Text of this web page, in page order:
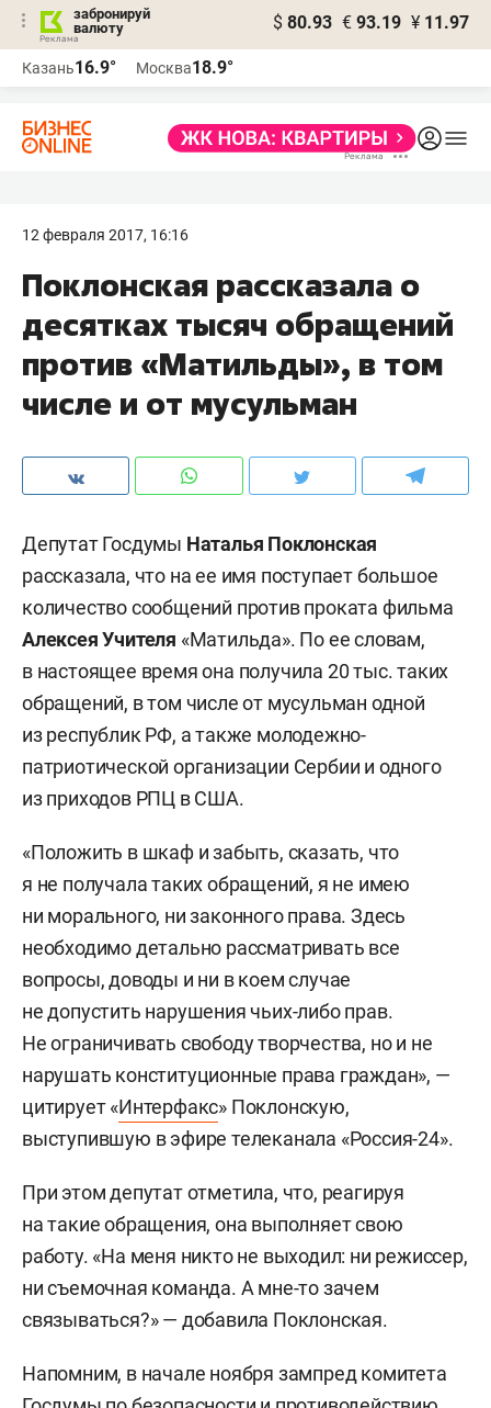
забронируй
валюту
$ 80.93 € 93.19 ¥ 11.97
Казань16.9° Москва18.9°
12 февраля 2017, 16:16
​Поклонская рассказала о
десятках тысяч обращений
против «Матильды», в том
числе и от мусульман
Депутат Госдумы Наталья Поклонская
рассказала, что на ее имя поступает большое
количество сообщений против проката фильма
Алексея Учителя «Матильда». По ее словам,
в настоящее время она получила 20 тыс. таких
обращений, в том числе от мусульман одной
из республик РФ, а также молодежно-
патриотической организации Сербии и одного
из приходов РПЦ в США.
«Положить в шкаф и забыть, сказать, что
я не получала таких обращений, я не имею
ни морального, ни законного права. Здесь
необходимо детально рассматривать все
вопросы, доводы и ни в коем случае
не допустить нарушения чьих-либо прав.
Не ограничивать свободу творчества, но и не
нарушать конституционные права граждан», —
цитирует «Интерфакс» Поклонскую,
выступившую в эфире телеканала «Россия-24».
При этом депутат отметила, что, реагируя
на такие обращения, она выполняет свою
работу. «На меня никто не выходил: ни режиссер,
ни съемочная команда. А мне-то зачем
связываться?» — добавила Поклонская.
Напомним, в начале ноября зампред комитета